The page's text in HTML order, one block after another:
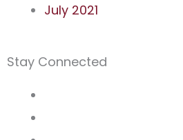
July 2021
Stay Connected